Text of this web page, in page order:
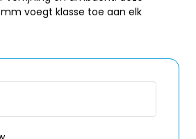
voegt klasse toe aan elk